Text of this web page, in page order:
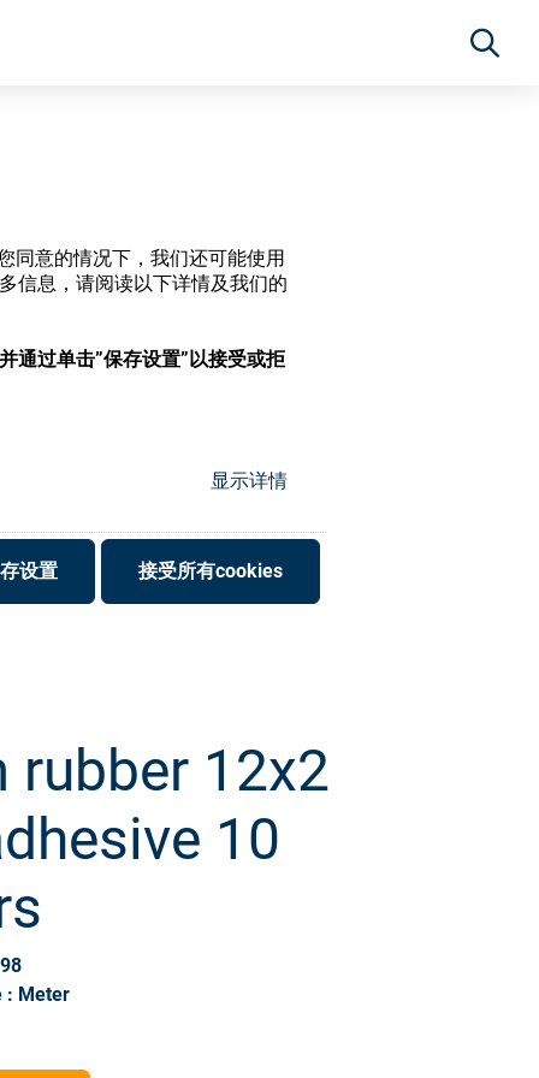
同意的情况下，我们还可能使用
信息，请阅读以下详情及我们的
通过单击”保存设置”以接受或拒
显示详情
设置 接受所有cookies
rubber 12x2
10
: Meter